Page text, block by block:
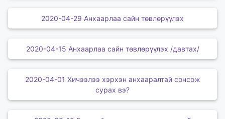
2020-04-29 Анхаарлаа сайн төвлөрүүлэх
2020-04-15 Анхаарлаа сайн төвлөрүүлэх /давтах/
2020-04-01 Хичээлээ хэрхэн анхааралтай сонсож
сурах вэ?